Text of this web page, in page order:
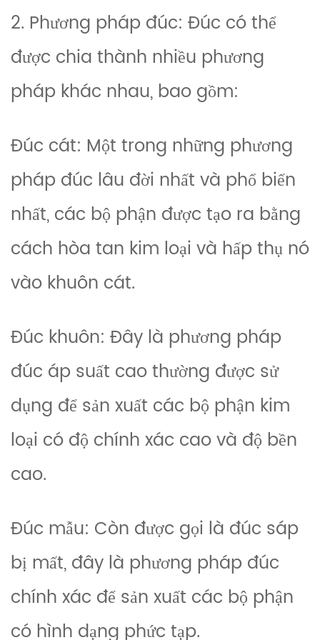
2. Phương pháp đúc: Đúc có thể
được chia thành nhiều phương
pháp khác nhau, bao gồm:
Đúc cát: Một trong những phương
pháp đúc lâu đời nhất và phổ biến
nhất, các bộ phận được tạo ra bằng
cách hòa tan kim loại và hấp thụ nó
vào khuôn cát.
Đúc khuôn: Đây là phương pháp
đúc áp suất cao thường được sử
dụng để sản xuất các bộ phận kim
loại có độ chính xác cao và độ bền
cao.
Đúc mẫu: Còn được gọi là đúc sáp
bị mất, đây là phương pháp đúc
chính xác để sản xuất các bộ phận
có hình dạng phức tạp.